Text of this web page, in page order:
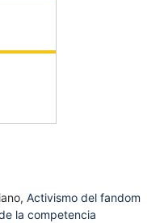
Activismo del fandom
la competencia